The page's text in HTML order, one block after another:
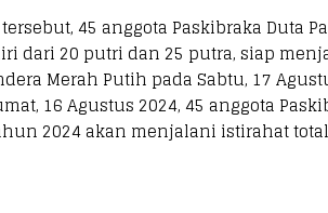
45 anggota Paskibraka Duta
dari 20 putri dan 25 putra, siap
Merah Putih pada Sabtu, 17
16 Agustus 2024, 45 anggota
2024 akan menjalani istirahat